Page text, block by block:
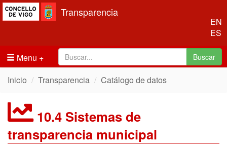
EN
ES
Transparencia
Menu Buscar
Inicio Transparencia Catálogo de datos
10.4 Sistemas de
transparencia municipal